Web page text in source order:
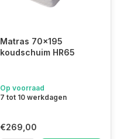
Matras 70x195
koudschuim HR65
Op voorraad
7 tot 10 werkdagen
€269,00